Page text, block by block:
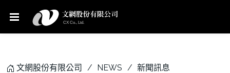
文網股份有限公司 NEWS 新聞訊息